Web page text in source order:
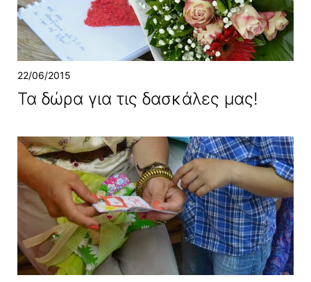
22/06/2015
Τα δώρα για τις δασκάλες μας!